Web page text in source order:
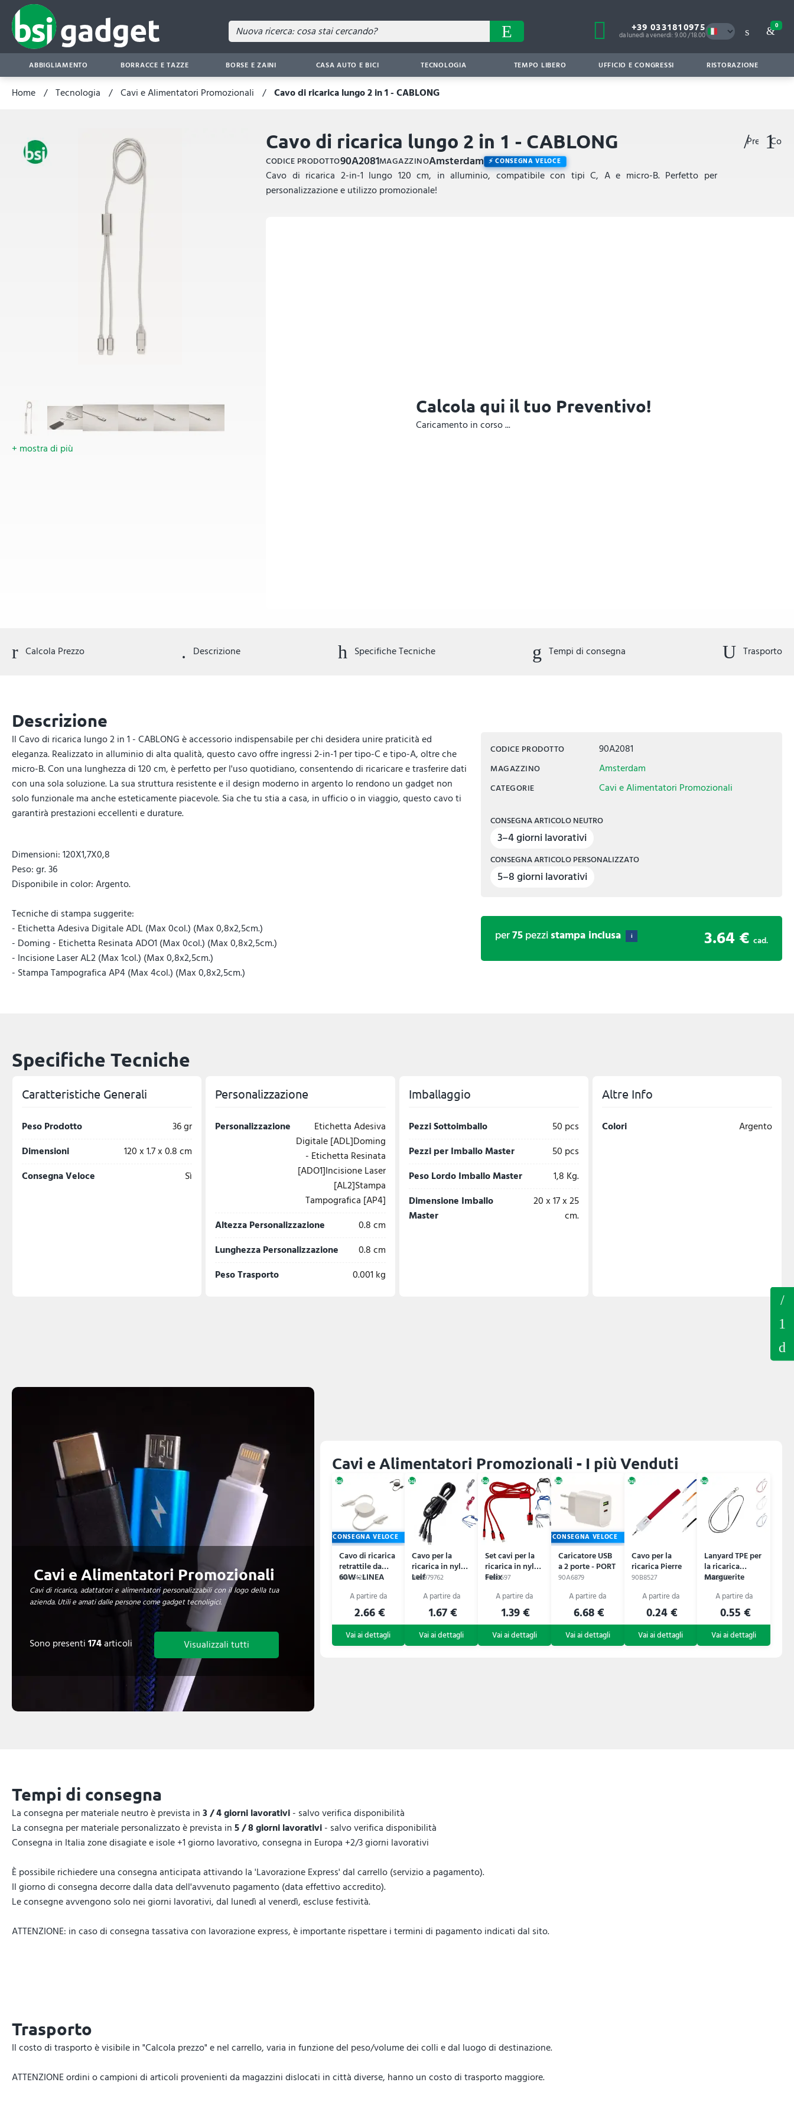
+39 0331810975
da lunedì a venerdì: 9.00 / 18.00
0
ABBIGLIAMENTO BORRACCE E TAZZE BORSE E ZAINI CASA AUTO E BICI TECNOLOGIA TEMPO LIBERO UFFICIO E CONGRESSI RISTORAZIONE
Home Tecnologia Cavi e Alimentatori Promozionali Cavo di ricarica lungo 2 in 1 - CABLONG
Cavo di ricarica lungo 2 in 1 - CABLONG
CODICE PRODOTTO90A2081MAGAZZINOAmsterdam CONSEGNA VELOCE
Cavo di ricarica 2-in-1 lungo 120 cm, in alluminio, compatibile con tipi C, A e micro-B. Perfetto per
personalizzazione e utilizzo promozionale!
+ mostra di più
Preferiti
Calcola qui il tuo Preventivo!
Caricamento in corso ...
Calcola Prezzo Descrizione Specifiche Tecniche Tempi di consegna Trasporto
Descrizione
Il Cavo di ricarica lungo 2 in 1 - CABLONG è accessorio indispensabile per chi desidera unire praticità ed
eleganza. Realizzato in alluminio di alta qualità, questo cavo offre ingressi 2-in-1 per tipo-C e tipo-A, oltre che
micro-B. Con una lunghezza di 120 cm, è perfetto per l'uso quotidiano, consentendo di ricaricare e trasferire dati
con una sola soluzione. La sua struttura resistente e il design moderno in argento lo rendono un gadget non
solo funzionale ma anche esteticamente piacevole. Sia che tu stia a casa, in ufficio o in viaggio, questo cavo ti
garantirà prestazioni eccellenti e durature.
Dimensioni: 120X1,7X0,8
Peso: gr. 36
Disponibile in color: Argento.
Tecniche di stampa suggerite:
- Etichetta Adesiva Digitale ADL (Max 0col.) (Max 0,8x2,5cm.)
- Doming - Etichetta Resinata ADO1 (Max 0col.) (Max 0,8x2,5cm.)
- Incisione Laser AL2 (Max 1col.) (Max 0,8x2,5cm.)
- Stampa Tampografica AP4 (Max 4col.) (Max 0,8x2,5cm.)
CODICE PRODOTTO 90A2081
MAGAZZINO Amsterdam
CATEGORIE Cavi e Alimentatori Promozionali
CONSEGNA ARTICOLO NEUTRO
3–4 giorni lavorativi
CONSEGNA ARTICOLO PERSONALIZZATO
5–8 giorni lavorativi
per75pezzistampa inclusa i 3.64 € cad.
Specifiche Tecniche
Caratteristiche Generali
Peso Prodotto
36 gr
Dimensioni
120 x 1.7 x 0.8 cm
Consegna Veloce
Sì
Personalizzazione
Personalizzazione
Etichetta Adesiva
Digitale [ADL]Doming
- Etichetta Resinata
[ADO1]Incisione Laser
[AL2]Stampa
Tampografica [AP4]
Altezza Personalizzazione
0.8 cm
Lunghezza Personalizzazione
0.8 cm
Peso Trasporto
0.001 kg
Imballaggio
Pezzi Sottoimballo
50 pcs
Pezzi per Imballo Master
50 pcs
Peso Lordo Imballo Master
1,8 Kg.
Dimensione Imballo
Master
20 x 17 x 25
cm.
Altre Info
Colori Argento
Cavi e Alimentatori Promozionali
Cavi di ricarica, adattatori e alimentatori personalizzabili con il logo della tua
azienda. Utili e amati dalle persone come gadget tecnoligici.
Sono presenti174articoli Visualizzali tutti
Cavi e Alimentatori Promozionali - I più Venduti
CONSEGNA VELOCE
Cavo di ricarica
retrattile da
60W - LINEA
90A2425
2.66 €
Cavo per la
ricarica in nylon
Leif
90B979762
1.67 €
Set cavi per la
ricarica in nylon
Felix
90B8597
1.39 €
CONSEGNA VELOCE
Caricatore USB
a 2 porte - PORT
90A6879
6.68 €
Cavo per la
ricarica Pierre
90B8527
0.24 €
Lanyard TPE per
la ricarica
Marguerite
90B8451
0.55 €
Tempi di consegna
La consegna per materiale neutro è prevista in3 / 4 giorni lavorativi- salvo verifica disponibilità
La consegna per materiale personalizzato è prevista in5 / 8 giorni lavorativi- salvo verifica disponibilità
Consegna in Italia zone disagiate e isole +1 giorno lavorativo, consegna in Europa +2/3 giorni lavorativi
È possibile richiedere una consegna anticipata attivando la 'Lavorazione Express' dal carrello (servizio a pagamento).
Il giorno di consegna decorre dalla data dell'avvenuto pagamento (data effettivo accredito).
Le consegne avvengono solo nei giorni lavorativi, dal lunedì al venerdì, escluse festività.
ATTENZIONE: in caso di consegna tassativa con lavorazione express, è importante rispettare i termini di pagamento indicati dal sito.
Trasporto
Il costo di trasporto è visibile in "Calcola prezzo" e nel carrello, varia in funzione del peso/volume dei colli e dal luogo di destinazione.
ATTENZIONE ordini o campioni di articoli provenienti da magazzini dislocati in città diverse, hanno un costo di trasporto maggiore.